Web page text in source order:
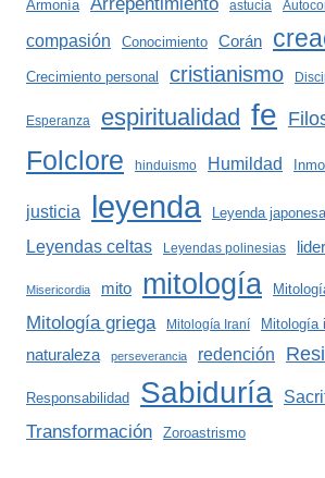
Armonía astucia
compasión Conocimiento Corán
Crecimiento personal cristianismo
Esperanza espiritualidad fe
Folclore hinduismo Humildad
justicia leyenda Leyenda japonesa
Leyendas celtas Leyendas polinesias
Misericordia mito mitología
Mitología griega Mitología Iraní Mitología
naturaleza perseverancia redención
Responsabilidad Sabiduría
Transformación Zoroastrismo